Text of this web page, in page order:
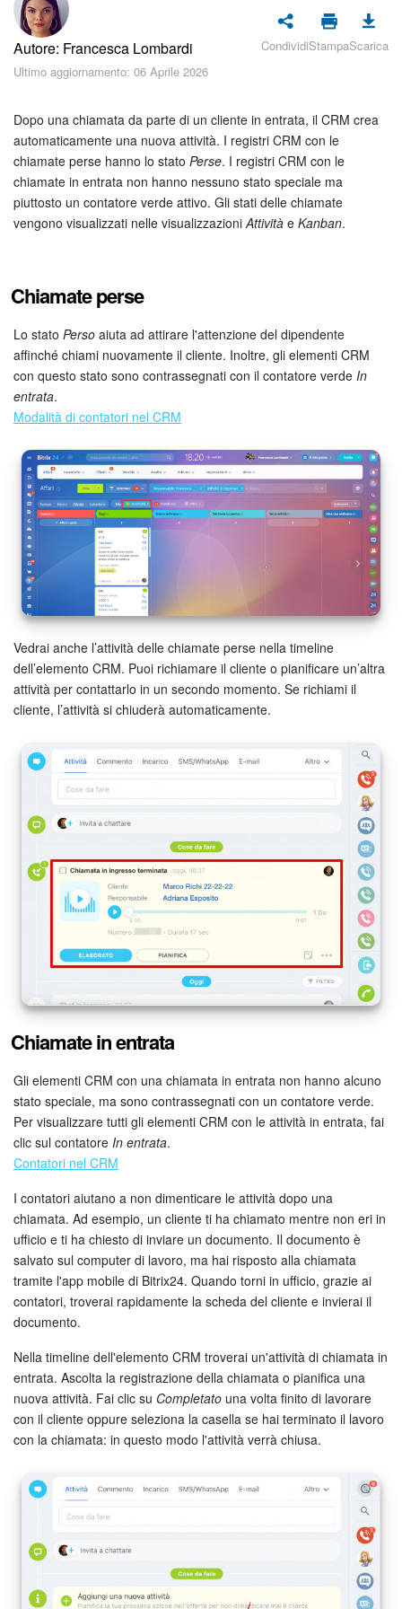
Piani e pagamento
Sicurezza in Bitrix24
CoPilot: IA in Bitrix24
Feed
Messenger
Bitrix24 Drive
Gruppi di lavoro
Incarichi e progetti
Progetti IA
Prenotazione online
Contact Center
Sales Center
Analisi CRM
Siti e store
Online store
Dipendenti
Knowledge base
Firma elettronica per HR
Automazione
Flussi di lavoro
Marketing
Gestione inventario
Telefonia
Mio profilo
Impostazioni
Bitrix24 On-Premise
Bitrix24 Messenger
Domande generali
Autore: Francesca Lombardi
Ultimo aggiornamento: 06 Aprile 2026
CondividiStampaScarica
Dopo una chiamata da parte di un cliente in entrata, il CRM crea
automaticamente una nuova attività. I registri CRM con le
chiamate perse hanno lo stato Perse. I registri CRM con le
chiamate in entrata non hanno nessuno stato speciale ma
piuttosto un contatore verde attivo. Gli stati delle chiamate
vengono visualizzati nelle visualizzazioni Attività e Kanban.
Chiamate perse
Lo stato Perso aiuta ad attirare l'attenzione del dipendente
affinché chiami nuovamente il cliente. Inoltre, gli elementi CRM
con questo stato sono contrassegnati con il contatore verde In
entrata.
Modalità di contatori nel CRM
Vedrai anche l’attività delle chiamate perse nella timeline
dell’elemento CRM. Puoi richiamare il cliente o pianificare un’altra
attività per contattarlo in un secondo momento. Se richiami il
cliente, l’attività si chiuderà automaticamente.
Chiamate in entrata
Gli elementi CRM con una chiamata in entrata non hanno alcuno
stato speciale, ma sono contrassegnati con un contatore verde.
Per visualizzare tutti gli elementi CRM con le attività in entrata, fai
clic sul contatore In entrata.
Contatori nel CRM
I contatori aiutano a non dimenticare le attività dopo una
chiamata. Ad esempio, un cliente ti ha chiamato mentre non eri in
ufficio e ti ha chiesto di inviare un documento. Il documento è
salvato sul computer di lavoro, ma hai risposto alla chiamata
tramite l'app mobile di Bitrix24. Quando torni in ufficio, grazie ai
contatori, troverai rapidamente la scheda del cliente e invierai il
documento.
Nella timeline dell'elemento CRM troverai un'attività di chiamata in
entrata. Ascolta la registrazione della chiamata o pianifica una
nuova attività. Fai clic su Completato una volta finito di lavorare
con il cliente oppure seleziona la casella se hai terminato il lavoro
con la chiamata: in questo modo l'attività verrà chiusa.